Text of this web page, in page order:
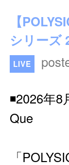
【
シリーズ
LIVE
◾️2026年
Que
「